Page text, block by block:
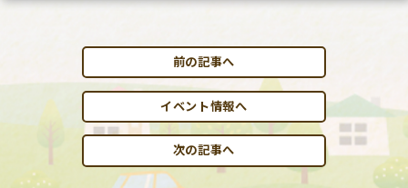
前の記事へ
イベント情報へ
次の記事へ